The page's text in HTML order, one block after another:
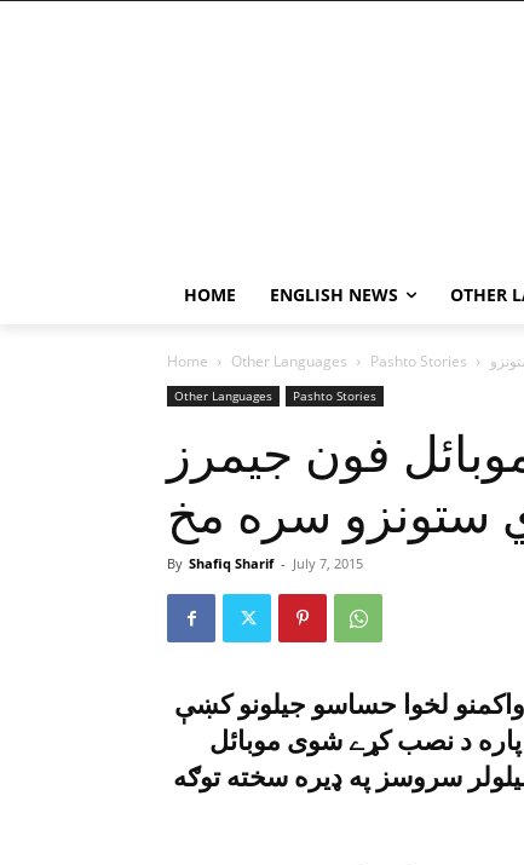
HOME ENGLISH NEWS OTHER
Home Other Languages Pashto Stories
Other Languages Pashto Stories
فون جيمرز
ستونزو سره مخ
By Shafiq Sharif - July 7, 2015
پاره د نصب کړے شوى موبائل
سروسز په ډيره سخته توګه